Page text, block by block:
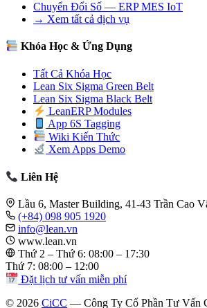
Chuyển Đổi Số — ERP MES IoT
→ Xem tất cả dịch vụ
Khóa Học & Ứng Dụng
Tất Cả Khóa Học
Lean Six Sigma Green Belt
Lean Six Sigma Black Belt
LeanERP Modules
App 6S Tagging
Wiki Kiến Thức
Xem Apps Demo
Liên Hệ
Lầu 6, Master Building, 41-43 Trần Cao
(+84) 098 905 1920
info@lean.vn
www.lean.vn
Thứ 2 – Thứ 6: 08:00 – 17:30
Thứ 7: 08:00 – 12:00
Đặt lịch tư vấn miễn phí
© 2026 CiCC — Công Ty Cổ Phần Tư Vấn